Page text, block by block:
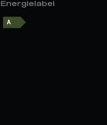
Energielabel